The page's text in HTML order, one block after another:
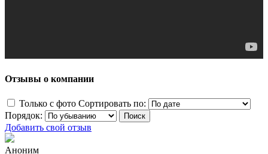
Отзывы о компании
Только с фото Сортировать по:
Порядок:
Добавить свой отзыв
Аноним